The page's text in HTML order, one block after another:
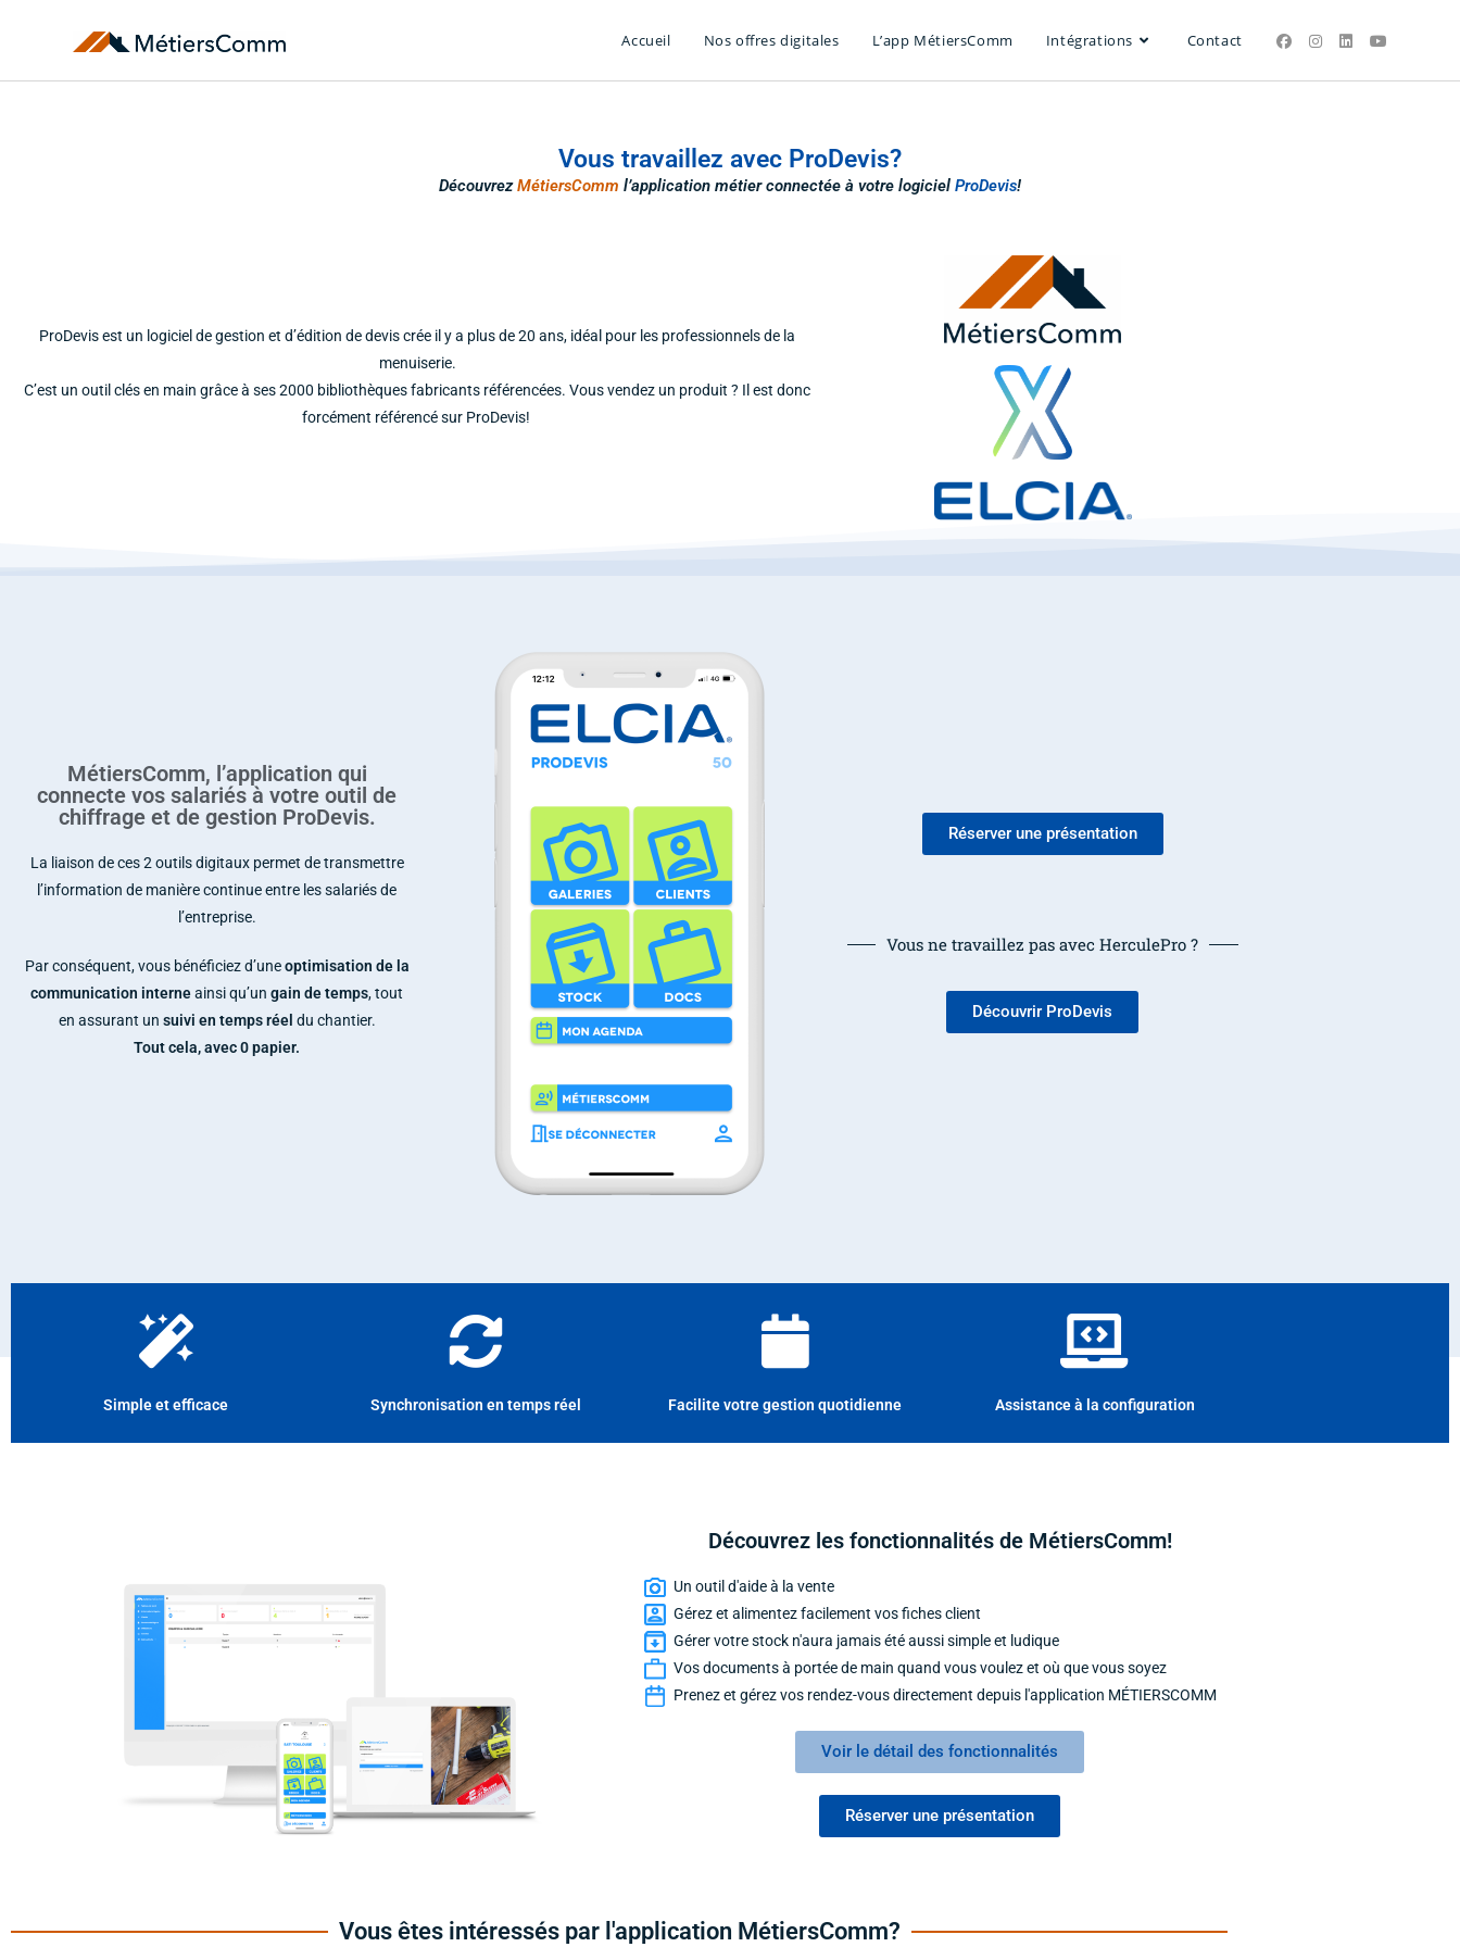
Accueil Nos offres digitales L’app MétiersComm Intégrations Contact
Vous travaillez avec ProDevis?
DécouvrezMétiersComm l’application métier connectée à votre logiciel ProDevis!
ProDevis est un logiciel de gestion et d’édition de devis crée il y a plus de 20 ans, idéal pour les professionnels de la
menuiserie.
C’est un outil clés en main grâce à ses 2000 bibliothèques fabricants référencées. Vous vendez un produit ? Il est donc
forcément référencé sur ProDevis!
MétiersComm, l’application qui
connecte vos salariés à votre outil de
chiffrage et de gestion ProDevis.
La liaison de ces 2 outils digitaux permet de transmettre
l’information de manière continue entre les salariés de
l’entreprise.
Par conséquent, vous bénéficiez d’uneoptimisation de la
communication interneainsi qu’ungain de temps, tout
en assurant un suivi en temps réel du chantier.
Tout cela, avec 0 papier.
Réserver une présentation
Vous ne travaillez pas avec HerculePro ?
Découvrir ProDevis
Simple et efficace
Synchronisation en temps réel Facilite votre gestion quotidienne Assistance à la configuration
Découvrez les fonctionnalités de MétiersComm!
Un outil d'aide à la vente
Gérez et alimentez facilement vos fiches client
Gérer votre stock n'aura jamais été aussi simple et ludique
Vos documents à portée de main quand vous voulez et où que vous soyez
Prenez et gérez vos rendez-vous directement depuis l'application MÉTIERSCOMM
Voir le détail des fonctionnalités
Réserver une présentation
Vous êtes intéressés par l'application MétiersComm?